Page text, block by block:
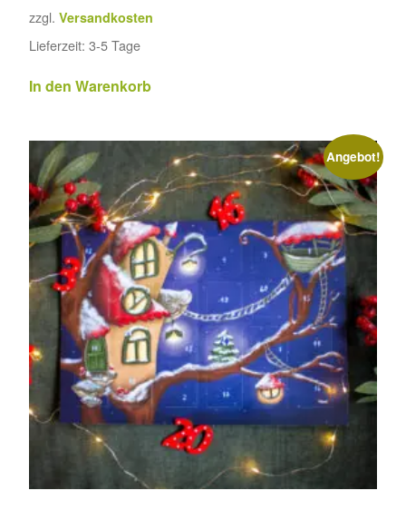
zzgl. Versandkosten
Lieferzeit: 3-5 Tage
In den Warenkorb
Angebot!